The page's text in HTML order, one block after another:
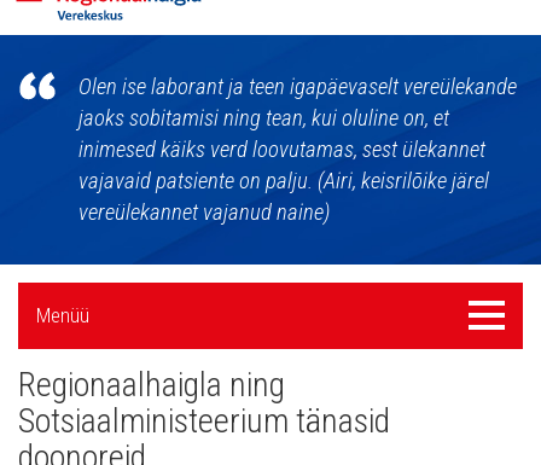
Põhja-
Eesti
Regionaalhaigla
Verekeskus
Olen ise laborant ja teen igapäevaselt vereülekande
jaoks sobitamisi ning tean, kui oluline on, et
inimesed käiks verd loovutamas, sest ülekannet
vajavaid patsiente on palju. (Airi, keisrilõike järel
vereülekannet vajanud naine)
Külgpaani
navigatsioon
Menüü
Menüü
Uudised
Galerii
Regionaalhaigla ning
Sotsiaalministeerium tänasid